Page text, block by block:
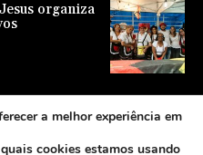
organiza
o papel da
mais
a melhor experiência em
cookies estamos usando